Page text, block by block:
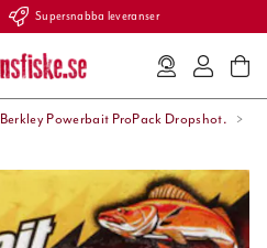
Supersnabba leveranser
Berkley Powerbait ProPack Dropshot.